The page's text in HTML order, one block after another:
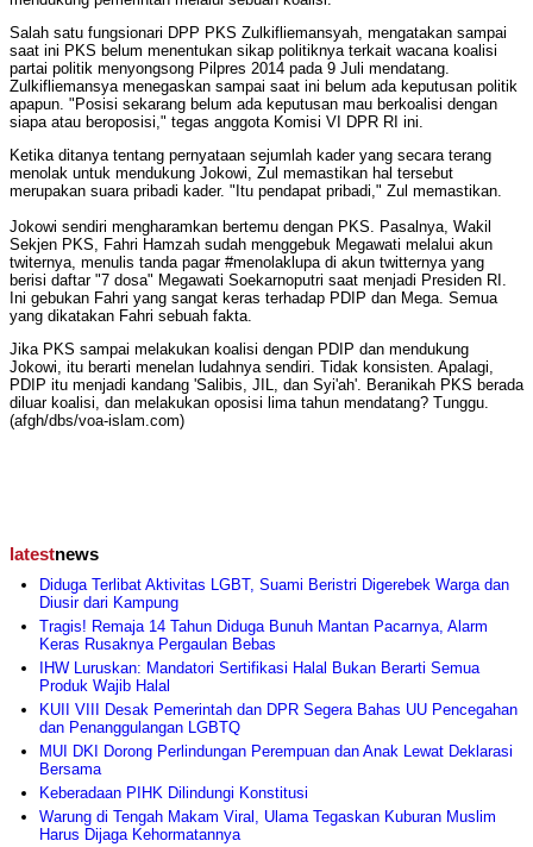
Salah satu fungsionari DPP PKS Zulkifliemansyah, mengatakan sampai
saat ini PKS belum menentukan sikap politiknya terkait wacana koalisi
partai politik menyongsong Pilpres 2014 pada 9 Juli mendatang.
Zulkifliemansya menegaskan sampai saat ini belum ada keputusan politik
apapun. "Posisi sekarang belum ada keputusan mau berkoalisi dengan
siapa atau beroposisi," tegas anggota Komisi VI DPR RI ini.
Ketika ditanya tentang pernyataan sejumlah kader yang secara terang
menolak untuk mendukung Jokowi, Zul memastikan hal tersebut
merupakan suara pribadi kader. "Itu pendapat pribadi," Zul memastikan.
Jokowi sendiri mengharamkan bertemu dengan PKS. Pasalnya, Wakil
Sekjen PKS, Fahri Hamzah sudah menggebuk Megawati melalui akun
twiternya, menulis tanda pagar #menolaklupa di akun twitternya yang
berisi daftar "7 dosa" Megawati Soekarnoputri saat menjadi Presiden RI.
Ini gebukan Fahri yang sangat keras terhadap PDIP dan Mega. Semua
yang dikatakan Fahri sebuah fakta.
Jika PKS sampai melakukan koalisi dengan PDIP dan mendukung
Jokowi, itu berarti menelan ludahnya sendiri. Tidak konsisten. Apalagi,
PDIP itu menjadi kandang 'Salibis, JIL, dan Syi'ah'. Beranikah PKS berada
diluar koalisi, dan melakukan oposisi lima tahun mendatang? Tunggu.
(afgh/dbs/voa-islam.com)
latestnews
Diduga Terlibat Aktivitas LGBT, Suami Beristri Digerebek Warga dan
Diusir dari Kampung
Tragis! Remaja 14 Tahun Diduga Bunuh Mantan Pacarnya, Alarm
Keras Rusaknya Pergaulan Bebas
IHW Luruskan: Mandatori Sertifikasi Halal Bukan Berarti Semua
Produk Wajib Halal
KUII VIII Desak Pemerintah dan DPR Segera Bahas UU Pencegahan
dan Penanggulangan LGBTQ
MUI DKI Dorong Perlindungan Perempuan dan Anak Lewat Deklarasi
Bersama
Keberadaan PIHK Dilindungi Konstitusi
Warung di Tengah Makam Viral, Ulama Tegaskan Kuburan Muslim
Harus Dijaga Kehormatannya